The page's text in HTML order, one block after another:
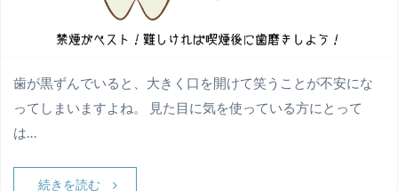
歯が黒ずんでいると、大きく口を開けて笑うことが不安にな
ってしまいますよね。 見た目に気を使っている方にとって
は…
続きを読む